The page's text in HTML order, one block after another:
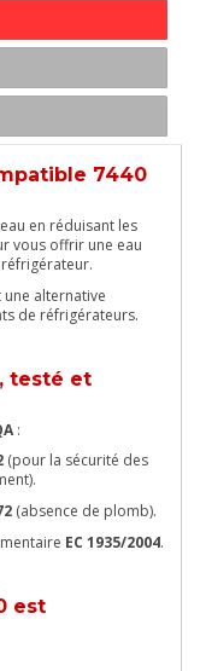
7440
en réduisant les
vous offrir une eau
alternative
de réfrigérateurs.
testé et
:
(pour la sécurité des
(absence de plomb).
EC 1935/2004.
est